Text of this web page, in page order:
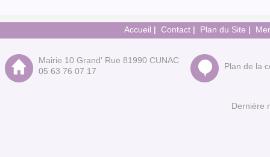
Accueil Contact Plan du Site
Mairie 10 Grand' Rue 81990 CUNAC
05 63 76 07 17
Plan de la
Dernière